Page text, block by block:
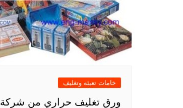
خامات تعبئه وتغليف
ورق تغليف حراري من شركة